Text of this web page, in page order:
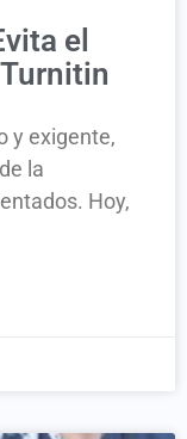
el
y exigente,
la
Hoy,